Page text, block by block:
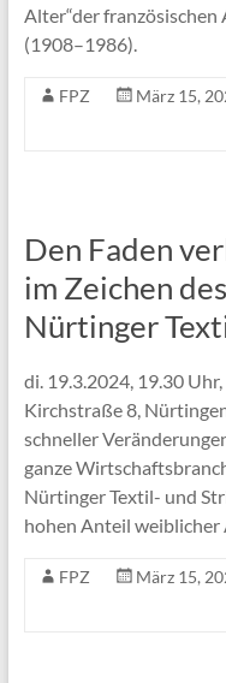
Alter“der
(1908–1986).
FPZ März 15,
Den Faden
im Zeichen
Nürtinger
di. 19.3.2024, 19.30
Kirchstraße 8,
schneller
ganze
Nürtinger Textil- und
hohen Anteil
FPZ März 15,